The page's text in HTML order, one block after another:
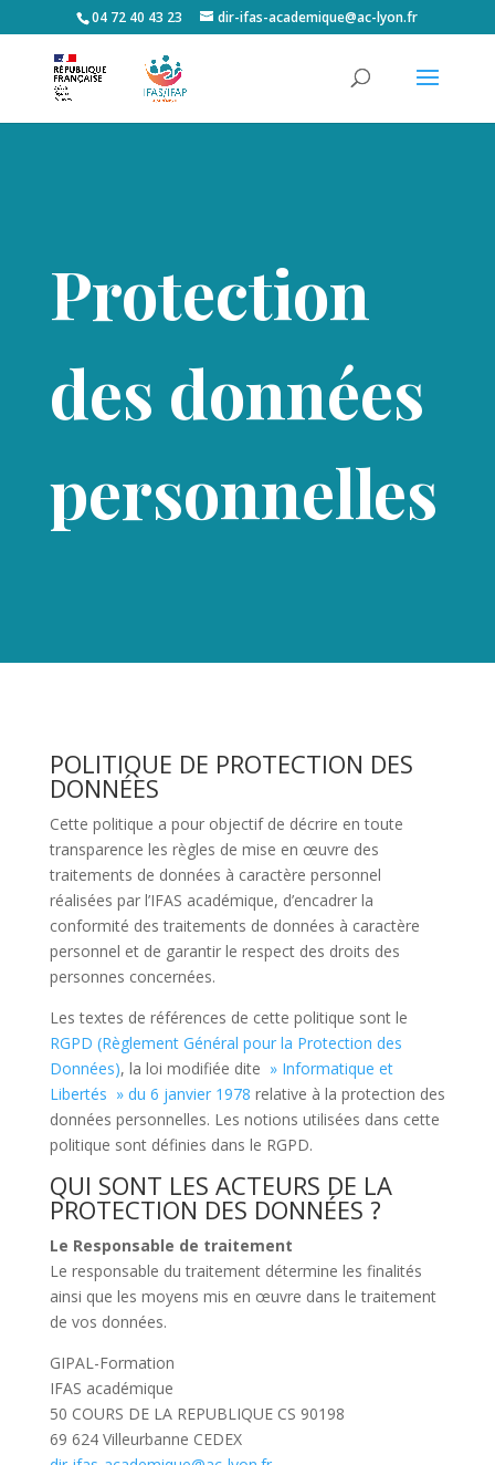
04 72 40 43 23 dir-ifas-academique@ac-lyon.fr
Protection
des données
personnelles
POLITIQUE DE PROTECTION DES
DONNÉES
Cette politique a pour objectif de décrire en toute
transparence les règles de mise en œuvre des
traitements de données à caractère personnel
réalisées par l’IFAS académique, d’encadrer la
conformité des traitements de données à caractère
personnel et de garantir le respect des droits des
personnes concernées.
Les textes de références de cette politique sont le
RGPD (Règlement Général pour la Protection des
Données), la loi modifiée dite » Informatique et
Libertés » du 6 janvier 1978 relative à la protection des
données personnelles. Les notions utilisées dans cette
politique sont définies dans le RGPD.
QUI SONT LES ACTEURS DE LA
PROTECTION DES DONNÉES ?
Le Responsable de traitement
Le responsable du traitement détermine les finalités
ainsi que les moyens mis en œuvre dans le traitement
de vos données.
GIPAL-Formation
IFAS académique
50 COURS DE LA REPUBLIQUE CS 90198
69 624 Villeurbanne CEDEX